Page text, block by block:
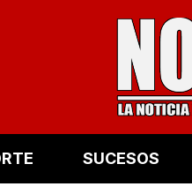
SUCESOS